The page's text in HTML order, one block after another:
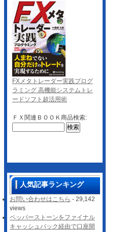
FXメタトレーダー実践プログ
ラミング 高機能システムトレ
ードソフト超活用術
ＦＸ関連ＢＯＯＫ商品検索:
人気記事ランキング
お問い合わせはこちら - 29,142
views
ペッパーストーンをファイナル
キャッシュバック経由で口座開